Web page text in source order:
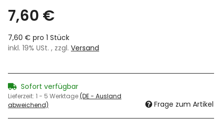
7,60 €
7,60 € pro 1 Stück
inkl. 19% USt. , zzgl. Versand
Sofort verfügbar
Lieferzeit: 1 - 5 Werktage(DE - Ausland
abweichend)
Frage zum Artikel